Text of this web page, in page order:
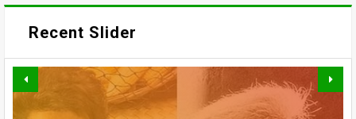
Recent Slider